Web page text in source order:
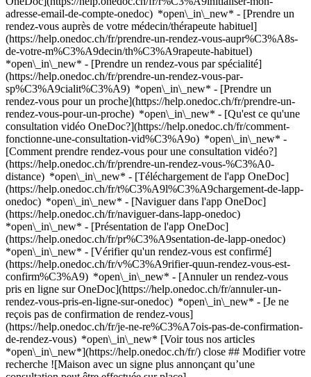
adresse-email-de-compte-onedoc) *open\_in\_new* - [Prendre un
rendez-vous auprès de votre médecin/thérapeute habituel]
(https://help.onedoc.ch/fr/prendre-un-rendez-vous-aupr%C3%A8s-
de-votre-m%C3%A9decin/th%C3%A9rapeute-habituel)
*open\_in\_new* - [Prendre un rendez-vous par spécialité]
(https://help.onedoc.ch/fr/prendre-un-rendez-vous-par-
sp%C3%A9cialit%C3%A9) *open\_in\_new* - [Prendre un
rendez-vous pour un proche](https://help.onedoc.ch/fr/prendre-un-
rendez-vous-pour-un-proche) *open\_in\_new* - [Qu'est ce qu'une
consultation vidéo OneDoc?](https://help.onedoc.ch/fr/comment-
fonctionne-une-consultation-vid%C3%A9o) *open\_in\_new* -
[Comment prendre rendez-vous pour une consultation vidéo?]
(https://help.onedoc.ch/fr/prendre-un-rendez-vous-%C3%A0-
distance) *open\_in\_new* - [Téléchargement de l'app OneDoc]
(https://help.onedoc.ch/fr/t%C3%A9l%C3%A9chargement-de-lapp-
onedoc) *open\_in\_new* - [Naviguer dans l'app OneDoc]
(https://help.onedoc.ch/fr/naviguer-dans-lapp-onedoc)
*open\_in\_new* - [Présentation de l'app OneDoc]
(https://help.onedoc.ch/fr/pr%C3%A9sentation-de-lapp-onedoc)
*open\_in\_new* - [Vérifier qu'un rendez-vous est confirmé](https://help.onedoc.ch/fr/v%C3%A9rifier-quun-rendez-vous-est-confirm%C3%A9) *open\_in\_new* - [Annuler un rendez-vous pris en ligne sur OneDoc](https://help.onedoc.ch/fr/annuler-un-rendez-vous-pris-en-ligne-sur-onedoc) *open\_in\_new* - [Je ne reçois pas de confirmation de rendez-vous](https://help.onedoc.ch/fr/je-ne-re%C3%A7ois-pas-de-confirmation-de-rendez-vous) *open\_in\_new* [Voir tous nos articles *open\_in\_new*](https://help.onedoc.ch/fr/) close ## Modifier votre recherche ![Maison avec un signe plus annonçant qu’une consultation peut être effectuée sur place](https://www.onedoc.ch/assets/images/icons/on-site.svg) Sur place ![Caméra avec un symbole lecture annonçant qu’une consultation peut être effectuée à distance en vidéo](https://www.onedoc.ch/assets/images/icons/remote.svg) À distance Rechercher #### Spécialités #### Praticiens #### Établissements edit Médecin généraliste à Clarens tune Filtrer par Nouveaux patients*keyboard\_arrow\_down* - Acceptés*check\_circle* Langue parlée*keyboard\_arrow\_down* - Albanais*check\_circle* - Allemand*check\_circle* - Anglais*check\_circle* - Arabe*check\_circle* - Bosniaque*check\_circle* - Catalan*check\_circle* - Chinois*check\_circle* - Croate*check\_circle* - Danois*check\_circle* - Espagnol*check\_circle* - Français*check\_circle* - Grec*check\_circle* - Géorgien*check\_circle* - Hindi*check\_circle* - Hongrois*check\_circle* - Italien*check\_circle* - Letton*check\_circle* - Norvégien*check\_circle* - Népalais*check\_circle* - Ourdou*check\_circle* - Persan*check\_circle* - Polonais*check\_circle* - Portugais*check\_circle* - Romanche*check\_circle* - Roumain*check\_circle* - Russe*check\_circle* - Serbe*check\_circle* - Slovaque*check\_circle* - Somali*check\_circle* - Suédois*check\_circle* - Swahili*check\_circle* - Tchèque*check\_circle* - Ukrainien*check\_circle* - Vietnamien*check\_circle* Sexe*keyboard\_arrow\_down* - Femme*check\_circle* - Homme*check\_circle* Réseau*keyboard\_arrow\_down* - Réseau Bleu*check\_circle* - Ensemble hospitalier de la Côte - EHC*check\_circle* - ASCA*check\_circle* - RME*check\_circle* - mediX*check\_circle* - Medbase*check\_circle* - Magellan*check\_circle* - Réseau Delta*check\_circle* Disponibilité*keyboard\_arrow\_down* - Disponible aujourdhui*check\_circle* - Dans les 3 prochains jours*check\_circle* - Dans les 7 prochains jours*check\_circle* - Dans les 14 prochains jours*check\_circle* # Médecin généraliste à Clarens: prenez rendez-vous en ligne aujourd'hui ## 2 résultats à Clarens [![Dr. Romaine de Sépibus, médecin généraliste à Clarens](https://assets.onedoc.ch/images/users/37c8876bb4f91485e2abd033872cf9d6cae7aaf38ca0379a79cf16e26db9e814-small.jpg "Dr. Romaine de Sépibus, médecin généraliste à Clarens")](https://www.onedoc.ch/fr/medecin-generaliste/clarens/pcjz2/dr-romaine-de-sepibus) ### [Dr. Romaine de Sépibus](https://www.onedoc.ch/fr/medecin-generaliste/clarens/pcjz2/dr-romaine-de-sepibus) ![Badge indiquant un profil vérifié](https://www.onedoc.ch/assets/images/icons/checkmark.svg) Médecin généraliste [PMC Riviera](https://www.onedoc.ch/fr/centre-medical/clarens/e6jj/pmc-riviera) Rue du Grammont 2 1815 Clarens ![Icône patient avec un signe plus annonçant que le professionnel accepte de nouveaux patients](https://www.onedoc.ch/assets/images/icons/new-patients.svg)Accepte les nouveaux patients [Réserver un RDV](https://www.onedoc.ch/fr/medecin-generaliste/clarens/pcjz2/dr-romaine-de-sepibus) *chevron\_left* lun. 03 août *chevron\_right* Voir plus de rendez-vous *error\_outline* Une erreur s'est produite lors du chargement des disponibilités [Réessayer](https://www.onedoc.ch) [![Dr. Christoph Blank, spécialiste en médecine interne générale à Clarens](https://assets.onedoc.ch/images/users/4d0dc1ab1571a22ef9ab6b2d5d4fab96b77c1e7f7d7f182829c8a5780134d4db-small.jpg "Dr. Christoph Blank, spécialiste en médecine interne générale à Clarens")](https://www.onedoc.ch/fr/specialiste-en-medecine-interne-generale/clarens/pcjz3/dr-christoph-blank) ### [Dr. Christoph Blank](https://www.onedoc.ch/fr/specialiste-en-medecine-interne-generale/clarens/pcjz3/dr-christoph-blank) ![Badge indiquant un profil vérifié](https://www.onedoc.ch/assets/images/icons/checkmark.svg) [Spécialiste en médecine interne générale](https://www.onedoc.ch/fr/specialiste-en-medecine-interne-generale/clarens), Médecin généraliste [PMC Riviera](https://www.onedoc.ch/fr/centre-medical/clarens/e6jj/pmc-riviera) Rue du Grammont 2 1815 Clarens ![Dr. Christoph Blank est affilié au réseau Réseau Delta](https://assets.onedoc.ch/images/networks/logos/bc7306ac026c686f85d463e96b3cb0053f7de03c9f7a5fae3aa7114a276838ea-small.png) ![Icône patient avec un signe plus annonçant que le professionnel accepte de nouveaux patients](https://www.onedoc.ch/assets/images/icons/new-patients.svg)Accepte les nouveaux patients [Réserver un RDV](https://www.onedoc.ch/fr/specialiste-en-medecine-interne-generale/clarens/pcjz3/dr-christoph-blank) *chevron\_left* lun. 03 août *chevron\_right* Voir plus de rendez-vous *error\_outline* Une erreur s'est produite lors du chargement des disponibilités [Réessayer](https://www.onedoc.ch) ## __Médecins généralistes__: d'autres spécialistes sont réservables en ligne dans les environs de __Clarens__ [![Dr. Virginia Franco, médecin assistante en gynécologie et obstétrique à Montreux](https://assets.onedoc.ch/images/users/e3ec751fcbd04ed84711e418116935eba4665cf19eb3ace2f1b60dfa19f86100-small.png "Dr. Virginia Franco, médecin assistante en gynécologie et obstétrique à Montreux")](https://www.onedoc.ch/fr/gynecologue-obstetricienne/montreux/pcx5s/dr-virginia-franco) ### [Dr. Virginia Franco](https://www.onedoc.ch/fr/gynecologue-obstetricienne/montreux/pcx5s/dr-virginia-franco) ![Badge indiquant un profil vérifié](https://www.onedoc.ch/assets/images/icons/checkmark.svg) [Médecin assistante en gynécologie et obstétrique](https://www.onedoc.ch/fr/gynecologue-obstetricien/montreux) [Clinique Suisse Montreux](https://www.onedoc.ch/fr/clinique-privee/montreux/ebbcn/clinique-suisse-montreux) Grand' Rue 3 1820 Montreux ![Icône caméra avec un symbole lecture annonçant que le professionnel de santé propose des consultations vidéo](https://www.onedoc.ch/assets/images/icons/video-consultations.svg)Consultations vidéo disponibles ![Icône patient avec un signe plus annonçant que le professionnel accepte de nouveaux patients](https://www.onedoc.ch/assets/images/icons/new-patients.svg)Accepte les nouveaux patients [Réserver un RDV](https://www.onedoc.ch/fr/gynecologue-obstetricienne/montreux/pcx5s/dr-virginia-franco) Expertises:[Ménopause](https://www.onedoc.ch/fr/menopause/montreux), [Bilan hormonal](https://www.onedoc.ch/fr/bilan-hormonal/montreux), [Mycose vaginale](https://www.onedoc.ch/fr/mycose-vaginale/montreux)Voir plus Expertises:[Ménopause](https://www.onedoc.ch/fr/menopause/montreux), [Bilan hormonal](https://www.onedoc.ch/fr/bilan-hormonal/montreux), [Mycose vaginale](https://www.onedoc.ch/fr/mycose-vaginale/montreux)Voir plus [![Dr. Carine Orlando, spécialiste en médecine interne générale à Montreux](https://www.onedoc.ch/assets/images/female.png "Dr. Carine Orlando, spécialiste en médecine interne générale à Montreux")](https://www.onedoc.ch/fr/specialiste-en-medecine-interne-generale/montreux/pc4qr/dr-carine-orlando) ### [Dr. Carine Orlando](https://www.onedoc.ch/fr/specialiste-en-medecine-interne-generale/montreux/pc4qr/dr-carine-orlando) [Spécialiste en médecine interne générale](https://www.onedoc.ch/fr/specialiste-en-medecine-interne-generale/montreux) [Cabinet MédiLac](https://www.onedoc.ch/fr/cabinet-de-groupe/montreux/ebfap/cabinet-medilac) Grand' Rue 3 1820 Montreux ![Icône patient avec un signe plus annonçant que le professionnel accepte de nouveaux patients](https://www.onedoc.ch/assets/images/icons/new-patients.svg)Accepte les nouveaux patients [Réserver un RDV](https://www.onedoc.ch/fr/specialiste-en-medecine-interne-generale/montreux/pc4qr/dr-carine-orlando) Expertises:[Prise de sang | Prélèvement sanguin](https://www.onedoc.ch/fr/prise-de-sang-prelevement-sanguin/montreux), [Check-up | bilan de santé](https://www.onedoc.ch/fr/check-up-bilan-de-sante/montreux), [Check-up sanguin](https://www.onedoc.ch/fr/check-up-sanguin/montreux), [Urgence en médecine générale](https://www.onedoc.ch/fr/urgence-en-medecine-generale/montreux)Voir plus Expertises:[Prise de sang | Prélèvement sanguin](https://www.onedoc.ch/fr/prise-de-sang-prelevement-sanguin/montreux), [Check-up | bilan de santé](https://www.onedoc.ch/fr/check-up-bilan-de-sante/montreux), [Check-up sanguin](https://www.onedoc.ch/fr/check-up-sanguin/montreux), [Urgence en médecine générale](https://www.onedoc.ch/fr/urgence-en-medecine-generale/montreux)Voir plus [![Dr. Abdelhak Harouni, médecin généraliste à Montreux](https://assets.onedoc.ch/images/users/01b2921f2a3f0d4444953f3229c04a21f30bb8e807ab74aa91e5c09393a9e476-small.jpg "Dr. Abdelhak Harouni, médecin généraliste à Montreux")](https://www.onedoc.ch/fr/medecin-generaliste/montreux/pc4l8/dr-abdelhak-harouni) ### [Dr. Abdelhak Harouni](https://www.onedoc.ch/fr/medecin-generaliste/montreux/pc4l8/dr-abdelhak-harouni) ![Badge indiquant un profil vérifié](https://www.onedoc.ch/assets/images/icons/checkmark.svg) [Médecin généraliste](https://www.onedoc.ch/fr/medecin-generaliste/montreux) Cabinet médical de Dr Abdelhak Harouni Avenue du Casino 51 1820 Montreux ![Icône patient avec un signe plus annonçant que le professionnel accepte de nouveaux patients](https://www.onedoc.ch/assets/images/icons/new-patients.svg)Accepte les nouveaux patients [Réserver un RDV](https://www.onedoc.ch/fr/medecin-generaliste/montreux/pc4l8/dr-abdelhak-harouni) Expertises:[Check-up | bilan de santé](https://www.onedoc.ch/fr/check-up-bilan-de-sante/montreux), [Check-up sanguin](https://www.onedoc.ch/fr/check-up-sanguin/m